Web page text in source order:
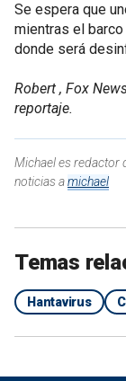
Se espera que
mientras el
donde será
Robert , Fox
reportaje.
Michael es redactor
noticias amichael
Temas
Hantavirus